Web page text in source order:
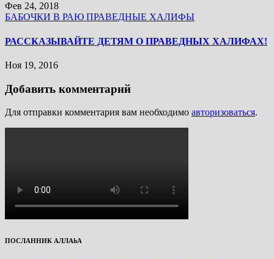
Фев 24, 2018
БАБОЧКИ В РАЮ ПРАВЕДНЫЕ ХАЛИФЫ
РАССКАЗЫВАЙТЕ ДЕТЯМ О ПРАВЕДНЫХ ХАЛИФАХ!
Ноя 19, 2016
Добавить комментарий
Для отправки комментария вам необходимо авторизоваться.
ПОСЛАННИК АЛЛАhА